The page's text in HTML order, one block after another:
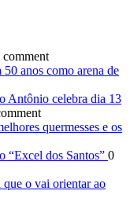
comment
50 anos como arena de
Antônio celebra dia 13
quermesses e os
“Excel dos Santos” 0
o vai orientar ao